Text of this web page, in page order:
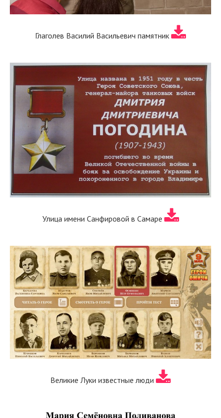
Глаголев Василий Васильевич памятник
Улица имени Санфировой в Самаре
Великие Луки известные люди